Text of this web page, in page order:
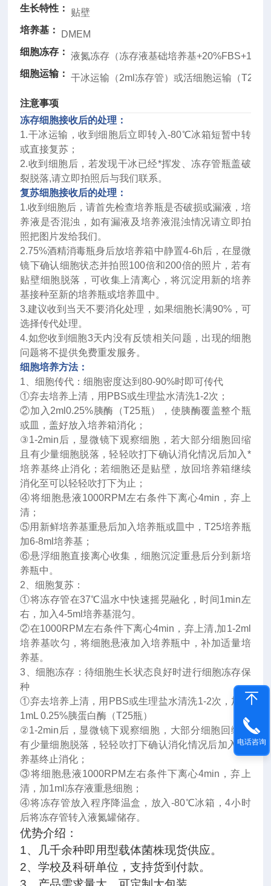
生长特性：
贴壁
培养基：
DMEM
细胞冻存：
液氮冻存（冻存液基础培养基
细胞运输：
干冰运输（2ml冻存管）或活细胞运输（T25瓶
注意事项
冻存细胞接收后的处理：
1.干冰运输，收到细胞后立即转入-80℃冰箱短暂中转
或直接复苏；
2.收到细胞后，若发现干冰已经*挥发、冻存管瓶盖破
裂脱落,请立即拍照后与我们联系。
复苏细胞接收后的处理：
1.收到细胞后，请首先检查培养瓶是否破损或漏液，培
养液是否混浊，如有漏液及培养液混浊情况请立即拍
照把图片发给我们。
2.75%酒精消毒瓶身后放培养箱中静置4-6h后，在显微
镜下确认细胞状态并拍照100倍和200倍的照片，若有
贴壁细胞脱落，可收集上清离心，将沉淀用新的培养
基接种至新的培养瓶或培养皿中。
3.建议收到当天不要消化处理，如果细胞长满90%，可
选择传代处理。
4.如您收到细胞3天内没有反馈相关问题，出现的细胞
问题将不提供免费重发服务。
细胞培养方法：
1、细胞传代：细胞密度达到80-90%时即可传代
①弃去培养上清，用PBS或生理盐水清洗1-2次；
②加入2ml0.25%胰酶（T25瓶），使胰酶覆盖整个瓶
或皿，盖好放入培养箱消化；
③1-2min后，显微镜下观察细胞，若大部分细胞回缩
且有少量细胞脱落，轻轻吹打下确认消化情况后加入*
培养基终止消化；若细胞还是贴壁，放回培养箱继续
消化至可以轻轻吹打下为止；
④将细胞悬液1000RPM左右条件下离心4min，弃上
清；
⑤用新鲜培养基重悬后加入培养瓶或皿中，T25培养瓶
加6-8ml培养基；
⑥悬浮细胞直接离心收集，细胞沉淀重悬后分到新培
养瓶中。
2、细胞复苏：
①将冻存管在37℃温水中快速摇晃融化，时间1min左
右，加入4-5ml培养基混匀。
②在1000RPM左右条件下离心4min，弃上清,加1-2ml
培养基吹匀，将细胞悬液加入培养瓶中，补加适量培
养基。
3、细胞冻存：待细胞生长状态良好时进行细胞冻存保
种
①弃去培养上清，用PBS或生理盐水清洗1-2次，加入
1mL 0.25%胰蛋白酶（T25瓶）
②1-2min后，显微镜下观察细胞，大部分细胞回缩且
有少量细胞脱落，轻轻吹打下确认消化情况后加入*培
养基终止消化；
③将细胞悬液1000RPM左右条件下离心4min，弃上
清，加1ml冻存液重悬细胞；
④将冻存管放入程序降温盒，放入-80℃冰箱，4小时
后将冻存管转入液氮罐储存。
优势介绍：
1、几千余种即用型载体菌株现货供应。
2、学校及科研单位，支持货到付款。
电话咨询